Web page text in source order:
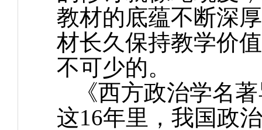
教材的底蕴不断深
材长久保持教学价
不可少的。
《西方政治学名
这16年里，我国政